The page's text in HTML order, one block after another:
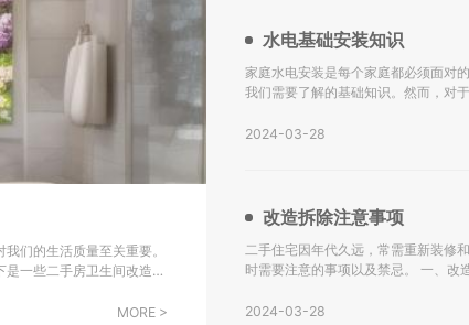
们的生活质量至关重要。
一些二手房卫生间改造翻
MORE >
水电基础安装知识
家庭水电安装是每个家庭都必须面对
我们需要了解的基础知识。然而，对
2024-03-28
改造拆除注意事项
二手住宅因年代久远，常需重新装修
时需要注意的事项以及禁忌。 一、改造拆除注意事项： 水电转换：二手房改造的主要挑战之一是水电系统
会选
2024-03-28